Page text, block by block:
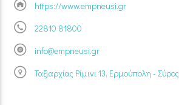
https://www.empneusi.gr
22810 81800
info@empneusi.gr
Ταξιαρχίας Ρίμινι 13, Ερμούπολη -